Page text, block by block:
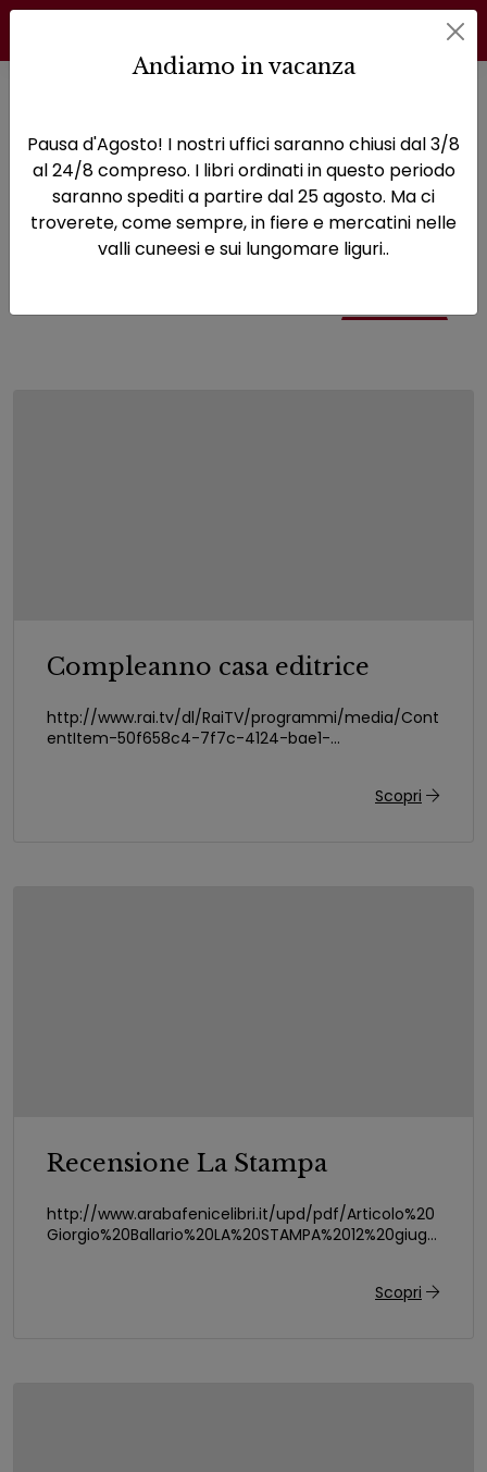
Recensioni
Tutti gli articoli di: Recensioni
Compleanno casa editrice
http://www.rai.tv/dl/RaiTV/programmi/media/Cont
entItem-50f658c4-7f7c-4124-bae1-
Scopri
Recensione La Stampa
http://www.arabafenicelibri.it/upd/pdf/Articolo%20
Giorgio%20Ballario%20LA%20STAMPA%2012%20giugn
Scopri
Andiamo in vacanza
Pausa d'Agosto! I nostri uffici saranno chiusi dal 3/8
al 24/8 compreso. I libri ordinati in questo periodo
saranno spediti a partire dal 25 agosto. Ma ci
troverete, come sempre, in fiere e mercatini nelle
valli cuneesi e sui lungomare liguri..